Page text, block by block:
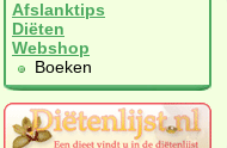
Afslanktips
Diëten
Webshop
Boeken